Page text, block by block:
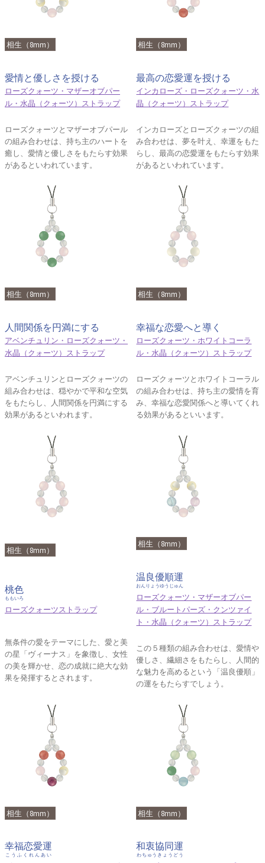
相生（8mm）
愛情と優しさを授ける
ローズクォーツ・マザーオブパー
ル・水晶（クォーツ）ストラップ
ローズクォーツとマザーオブパール
の組み合わせは、持ち主のハートを
癒し、愛情と優しさをもたらす効果
があるといわれています。
相生（8mm）
最高の恋愛運を授ける
インカローズ・ローズクォーツ・水
晶（クォーツ）ストラップ
インカローズとローズクォーツの組
み合わせは、夢を叶え、幸運をもた
らし、最高の恋愛運をもたらす効果
があるといわれています。
相生（8mm）
人間関係を円満にする
アベンチュリン・ローズクォーツ・
水晶（クォーツ）ストラップ
アベンチュリンとローズクォーツの
組み合わせは、穏やかで平和な空気
をもたらし、人間関係を円満にする
効果があるといわれます。
相生（8mm）
幸福な恋愛へと導く
ローズクォーツ・ホワイトコーラ
ル・水晶（クォーツ）ストラップ
ローズクォーツとホワイトコーラル
の組み合わせは、持ち主の愛情を育
み、幸福な恋愛関係へと導いてくれ
る効果があるといいます。
相生（8mm）
桃色
ももいろ
ローズクォーツストラップ
無条件の愛をテーマにした、愛と美
の星「ヴィーナス」を象徴し、女性
の美を輝かせ、恋の成就に絶大な効
果を発揮するとされます。
相生（8mm）
温良優順運
おんりょうゆうじゅん
ローズクォーツ・マザーオブパー
ル・ブルートパーズ・クンツァイ
ト・水晶（クォーツ）ストラップ
この５種類の組み合わせは、愛情や
優しさ、繊細さをもたらし、人間的
な魅力を高めるという「温良優順」
の運をもたらすでしょう。
相生（8mm）
幸福恋愛運
こうふくれんあい
相生（8mm）
和衷協同運
わちゅうきょうどう